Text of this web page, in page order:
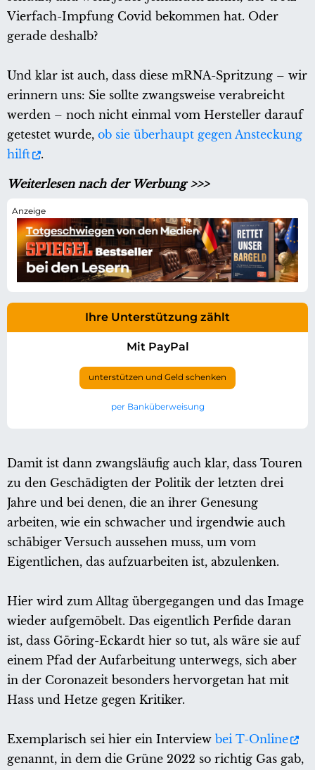
Vierfach-Impfung Covid bekommen hat. Oder
gerade deshalb?
Und klar ist auch, dass diese mRNA-Spritzung – wir
erinnern uns: Sie sollte zwangsweise verabreicht
werden – noch nicht einmal vom Hersteller darauf
getestet wurde, ob sie überhaupt gegen Ansteckung
hilft
.
Weiterlesen nach der Werbung >>>
Ihre Unterstützung zählt
Mit PayPal
unterstützen und Geld schenken
per Banküberweisung
Damit ist dann zwangsläufig auch klar, dass Touren
zu den Geschädigten der Politik der letzten drei
Jahre und bei denen, die an ihrer Genesung
arbeiten, wie ein schwacher und irgendwie auch
schäbiger Versuch aussehen muss, um vom
Eigentlichen, das aufzuarbeiten ist, abzulenken.
Hier wird zum Alltag übergegangen und das Image
wieder aufgemöbelt. Das eigentlich Perfide daran
ist, dass Göring-Eckardt hier so tut, als wäre sie auf
einem Pfad der Aufarbeitung unterwegs, sich aber
in der Coronazeit besonders hervorgetan hat mit
Hass und Hetze gegen Kritiker.
Exemplarisch sei hier ein Interview bei T-Online
genannt, in dem die Grüne 2022 so richtig Gas gab,